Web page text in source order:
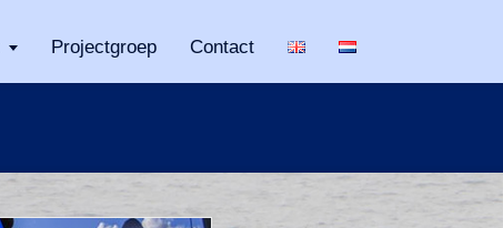
Projectgroep Contact